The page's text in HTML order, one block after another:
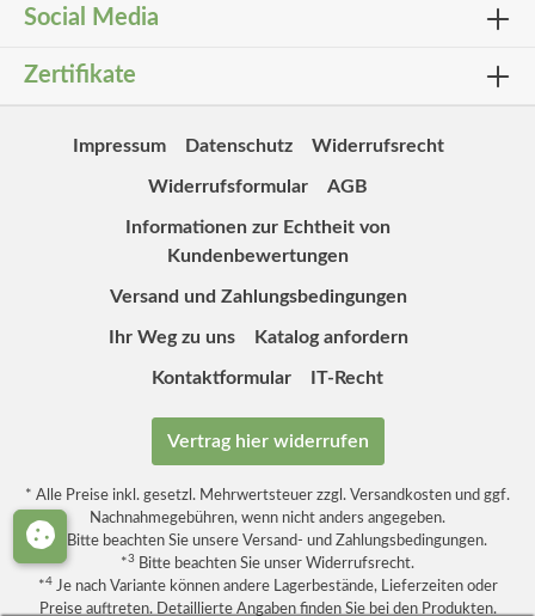
Social Media
Zertifikate
Impressum Datenschutz Widerrufsrecht
Widerrufsformular AGB
Informationen zur Echtheit von
Kundenbewertungen
Versand und Zahlungsbedingungen
Ihr Weg zu uns Katalog anfordern
Kontaktformular IT-Recht
Vertrag hier widerrufen
* Alle Preise inkl. gesetzl. Mehrwertsteuer zzgl. Versandkosten und ggf.
Nachnahmegebühren, wenn nicht anders angegeben.
*
Bitte beachten Sie unsere Versand- und Zahlungsbedingungen.
*3 Bitte beachten Sie unser Widerrufsrecht.
*4Je nach Variante können andere Lagerbestände, Lieferzeiten oder
Preise auftreten. Detaillierte Angaben finden Sie bei den Produkten.